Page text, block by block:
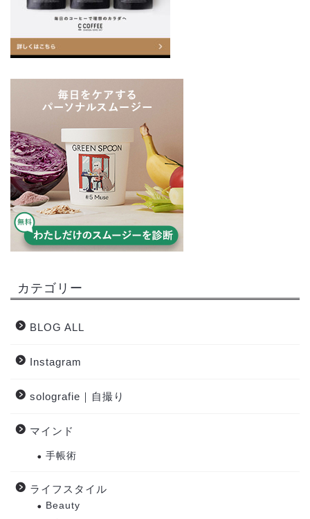
カテゴリー
BLOG ALL
Instagram
solografie｜自撮り
マインド
手帳術
ライフスタイル
Beauty